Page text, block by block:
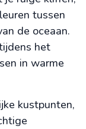
tussen
de oceaan.
het
in warme
kustpunten,